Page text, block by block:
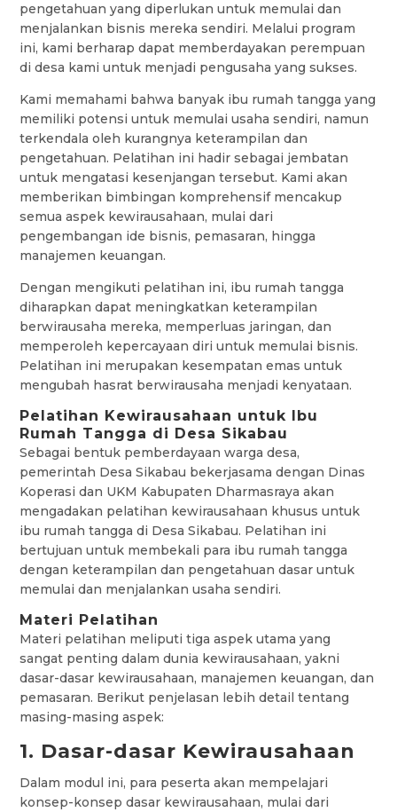
pengetahuan yang diperlukan untuk memulai dan
menjalankan bisnis mereka sendiri. Melalui program
ini, kami berharap dapat memberdayakan perempuan
di desa kami untuk menjadi pengusaha yang sukses.
Kami memahami bahwa banyak ibu rumah tangga yang
memiliki potensi untuk memulai usaha sendiri, namun
terkendala oleh kurangnya keterampilan dan
pengetahuan. Pelatihan ini hadir sebagai jembatan
untuk mengatasi kesenjangan tersebut. Kami akan
memberikan bimbingan komprehensif mencakup
semua aspek kewirausahaan, mulai dari
pengembangan ide bisnis, pemasaran, hingga
manajemen keuangan.
Dengan mengikuti pelatihan ini, ibu rumah tangga
diharapkan dapat meningkatkan keterampilan
berwirausaha mereka, memperluas jaringan, dan
memperoleh kepercayaan diri untuk memulai bisnis.
Pelatihan ini merupakan kesempatan emas untuk
mengubah hasrat berwirausaha menjadi kenyataan.
Pelatihan Kewirausahaan untuk Ibu
Rumah Tangga di Desa Sikabau
Sebagai bentuk pemberdayaan warga desa,
pemerintah Desa Sikabau bekerjasama dengan Dinas
Koperasi dan UKM Kabupaten Dharmasraya akan
mengadakan pelatihan kewirausahaan khusus untuk
ibu rumah tangga di Desa Sikabau. Pelatihan ini
bertujuan untuk membekali para ibu rumah tangga
dengan keterampilan dan pengetahuan dasar untuk
memulai dan menjalankan usaha sendiri.
Materi Pelatihan
Materi pelatihan meliputi tiga aspek utama yang
sangat penting dalam dunia kewirausahaan, yakni
dasar-dasar kewirausahaan, manajemen keuangan, dan
pemasaran. Berikut penjelasan lebih detail tentang
masing-masing aspek:
1. Dasar-dasar Kewirausahaan
Dalam modul ini, para peserta akan mempelajari
konsep-konsep dasar kewirausahaan, mulai dari